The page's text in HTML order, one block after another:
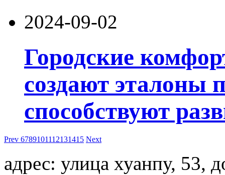
2024-09-02
Городские
создают эталоны
способствуют
Prev 6789101112131415 Next
адрес: улица хуанпу, 53,